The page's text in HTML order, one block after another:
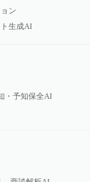
ン
生成AI
・予知保全AI